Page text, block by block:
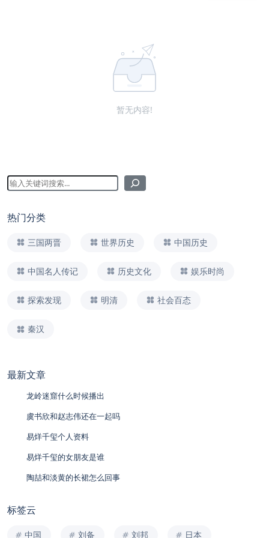
暂无内容!
热门分类
三国两晋 世界历史 中国历史
中国名人传记 历史文化 娱乐时尚
探索发现 明清 社会百态
秦汉
最新文章
龙岭迷窟什么时候播出
虞书欣和赵志伟还在一起吗
易烊千玺个人资料
易烊千玺的女朋友是谁
陶喆和淡黄的长裙怎么回事
标签云
中国 刘备 刘邦 日本